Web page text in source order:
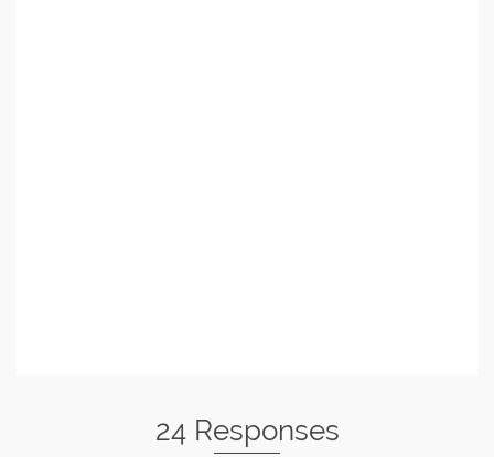
24 Responses